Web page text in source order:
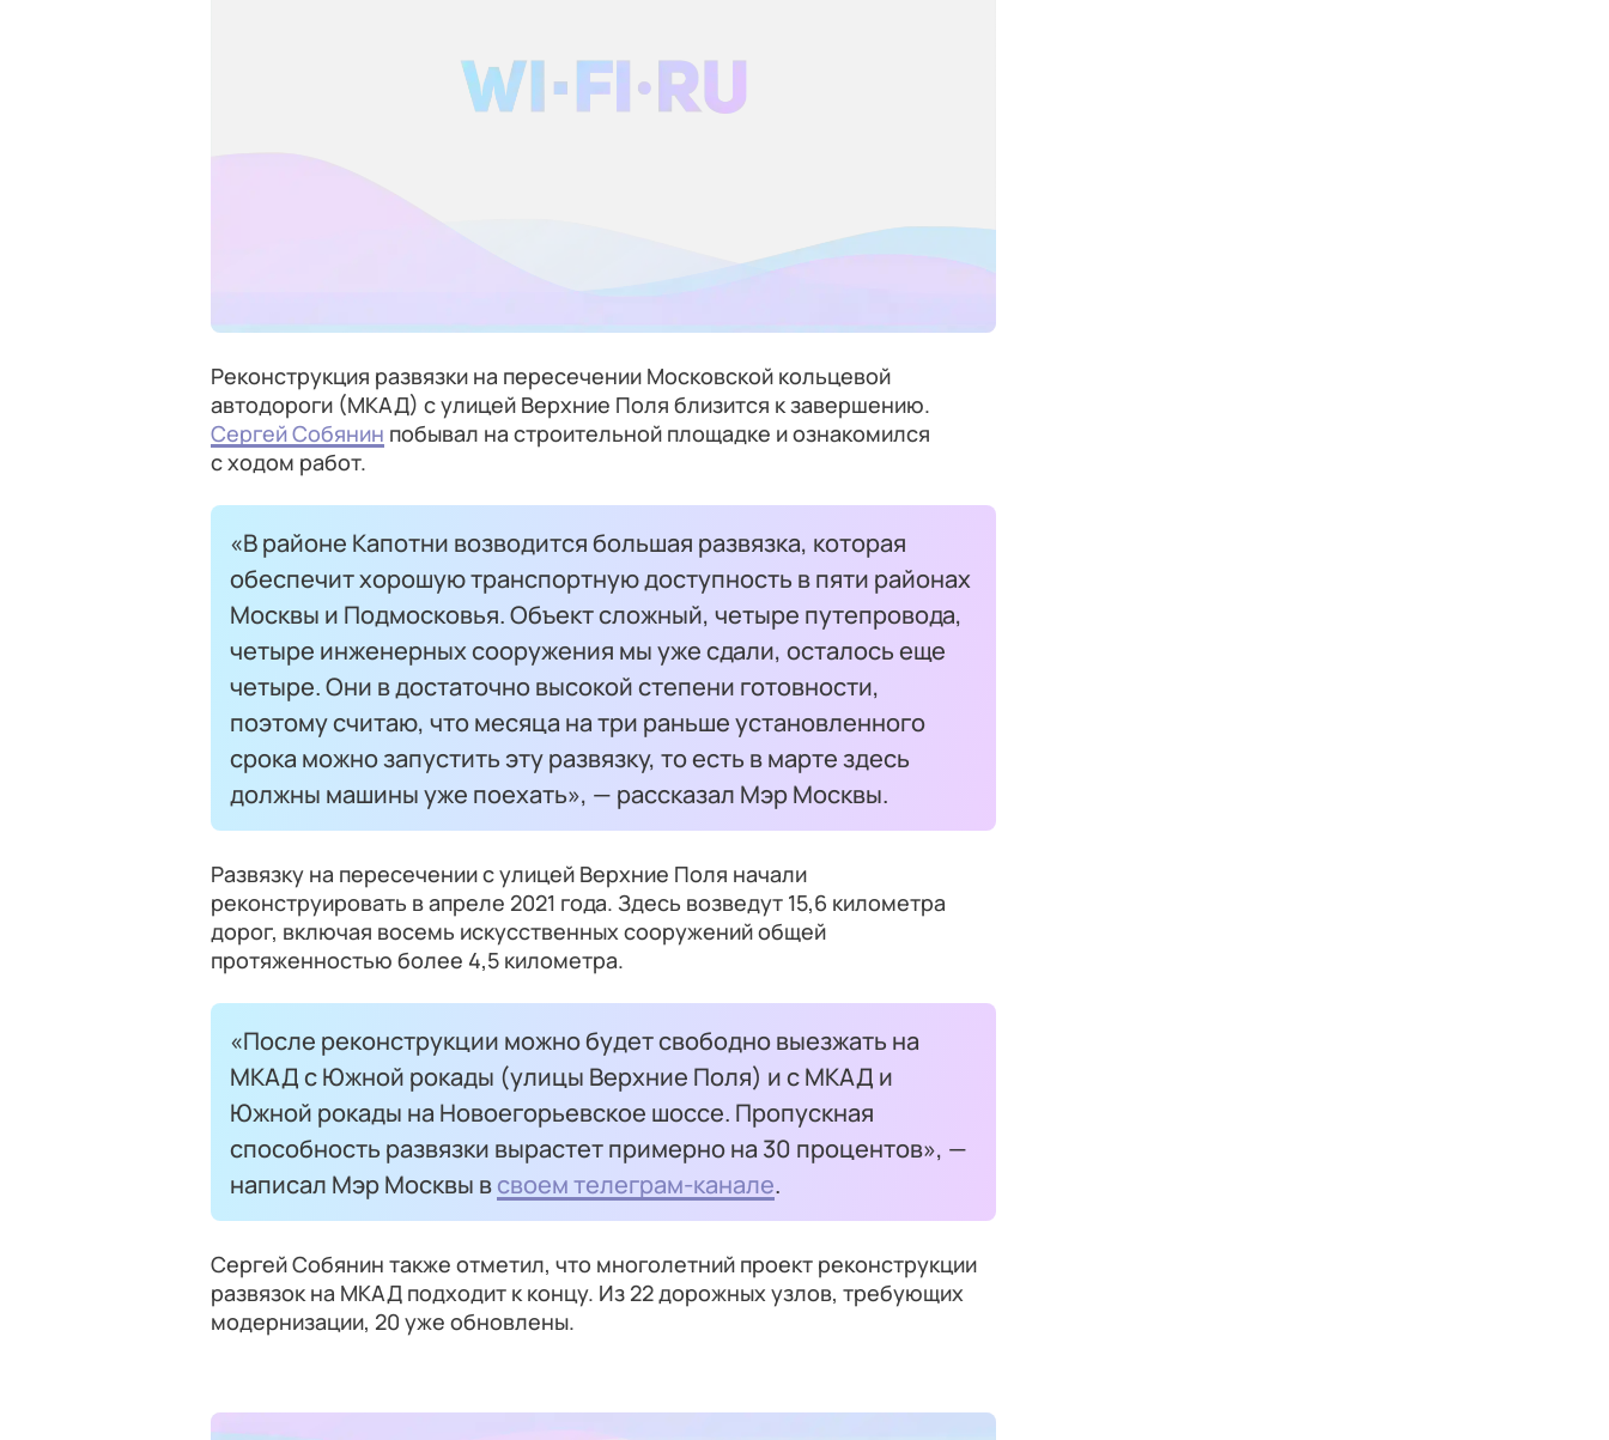
Реконструкция развязки на пересечении Московской кольцевой
автодороги (МКАД) с улицей Верхние Поля близится к завершению.
Сергей Собянин побывал на строительной площадке и ознакомился
с ходом работ.
«В районе Капотни возводится большая развязка, которая
обеспечит хорошую транспортную доступность в пяти районах
Москвы и Подмосковья. Объект сложный, четыре путепровода,
четыре инженерных сооружения мы уже сдали, осталось еще
четыре. Они в достаточно высокой степени готовности,
поэтому считаю, что месяца на три раньше установленного
срока можно запустить эту развязку, то есть в марте здесь
должны машины уже поехать», — рассказал Мэр Москвы.
Развязку на пересечении с улицей Верхние Поля начали
реконструировать в апреле 2021 года. Здесь возведут 15,6 километра
дорог, включая восемь искусственных сооружений общей
протяженностью более 4,5 километра.
«После реконструкции можно будет свободно выезжать на
МКАД с Южной рокады (улицы Верхние Поля) и с МКАД и
Южной рокады на Новоегорьевское шоссе. Пропускная
способность развязки вырастет примерно на 30 процентов», —
написал Мэр Москвы всвоем телеграм-канале.
Сергей Собянин также отметил, что многолетний проект реконструкции
развязок на МКАД подходит к концу. Из 22 дорожных узлов, требующих
модернизации, 20 уже обновлены.